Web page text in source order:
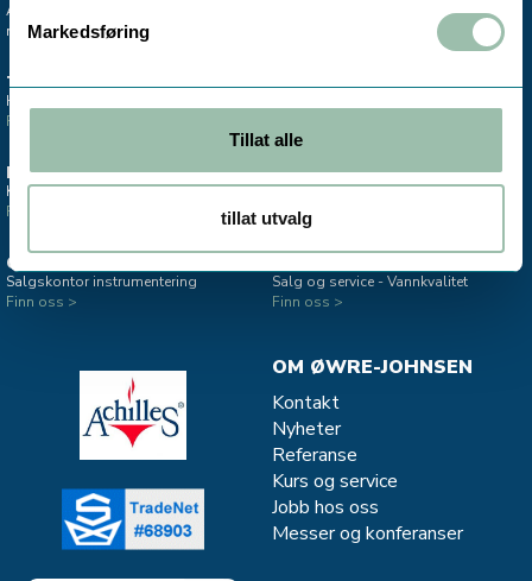
Markedsføring
Tillat alle
tillat utvalg
Avdelingskontorene er koblet til vårt
mobile sentralbord.
TRONDHEIM
Hovedkontor & lager
Finn oss >
ESTLAND
Kontor - Salg Divako
Finn oss >
OSLO
Salgskontor instrumentering
Finn oss >
MO I RANA
STAVANGER
Salgskontor CJC - oljefiltrering
Finn oss >
Salg og service - Vannkvalitet
Finn oss >
OM ØWRE-JOHNSEN
Kontakt
Nyheter
Referanse
Kurs og service
Jobb hos oss
Messer og konferanser